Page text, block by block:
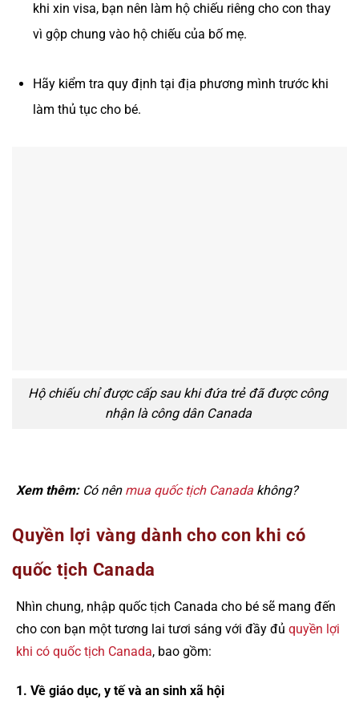
khi xin visa, bạn nên làm hộ chiếu riêng cho con thay
vì gộp chung vào hộ chiếu của bố mẹ.
Hãy kiểm tra quy định tại địa phương mình trước khi
làm thủ tục cho bé.
Hộ chiếu chỉ được cấp sau khi đứa trẻ đã được công
nhận là công dân Canada
Xem thêm:Có nên mua quốc tịch Canada không?
Quyền lợi vàng dành cho con khi có
quốc tịch Canada
Nhìn chung, nhập quốc tịch Canada cho bé sẽ mang đến
cho con bạn một tương lai tươi sáng với đầy đủ quyền lợi
khi có quốc tịch Canada, bao gồm:
1. Về giáo dục, y tế và an sinh xã hội